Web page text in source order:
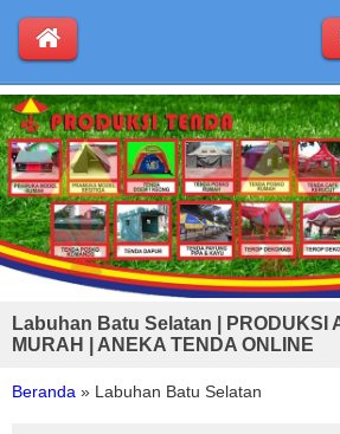
Labuhan Batu Selatan | PRODUKSI
MURAH | ANEKA TENDA ONLINE
Beranda » Labuhan Batu Selatan